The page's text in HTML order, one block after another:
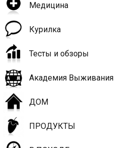
Медицина
Курилка
Тесты и обзоры
Академия Выживания
ДОМ
ПРОДУКТЫ